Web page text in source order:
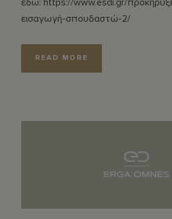
εισαγωγή-σπουδαστώ-2/
READ MORE